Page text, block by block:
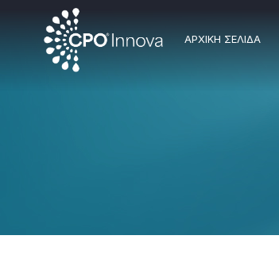
AΡXIKH ΣΕΛΙΔΑ